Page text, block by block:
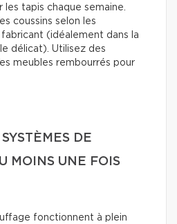
les tapis chaque semaine.
coussins selon les
(idéalement dans la
délicat). Utilisez des
meubles rembourrés pour
DE
MOINS UNE FOIS
fonctionnent à plein